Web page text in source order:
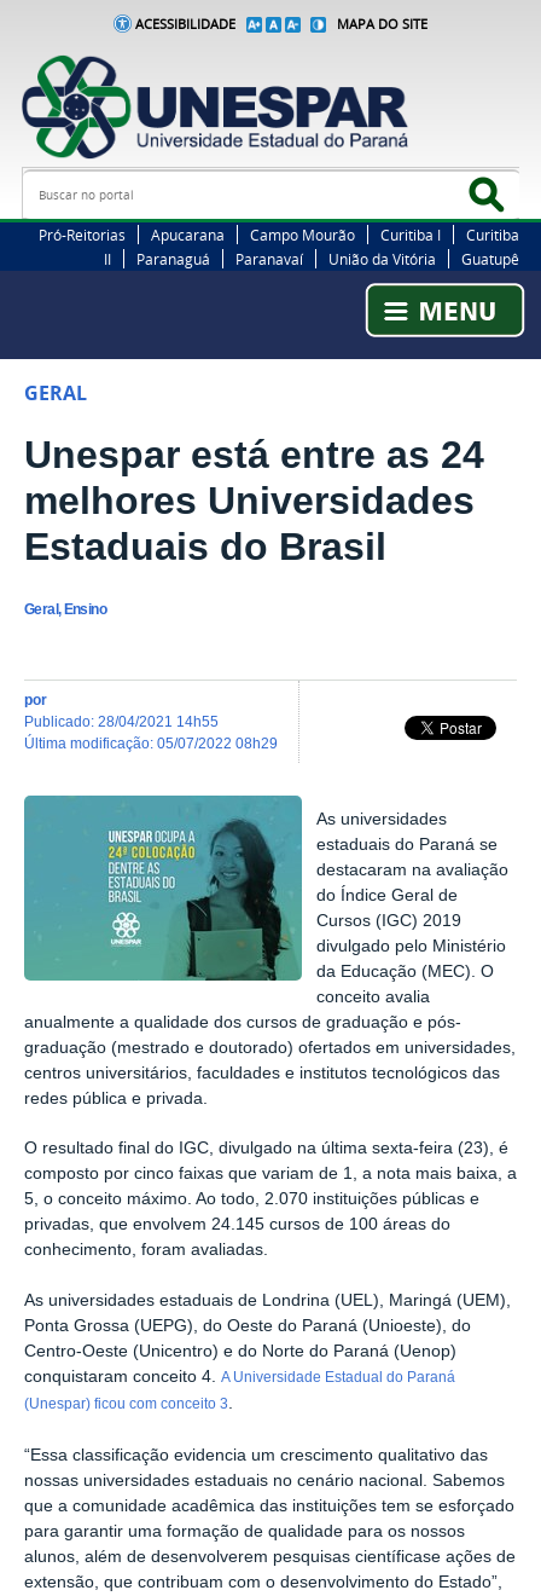
ACESSIBILIDADE MAPA DO SITE
Busca
Pró-Reitorias Apucarana Campo Mourão Curitiba I
Curitiba
II
Paranaguá Paranavaí União da Vitória Guatupê
GERAL
Unespar está entre as 24
melhores Universidades
Estaduais do Brasil
Geral, Ensino
por
publicado: 28/04/2021 14h55
última modificação: 05/07/2022 08h29
As universidades
estaduais do Paraná se
destacaram na avaliação
do Índice Geral de
Cursos (IGC) 2019
divulgado pelo Ministério
da Educação (MEC). O
conceito avalia
anualmente a qualidade dos cursos de graduação e pós-
graduação (mestrado e doutorado) ofertados em universidades,
centros universitários, faculdades e institutos tecnológicos das
redes pública e privada.
O resultado final do IGC, divulgado na última sexta-feira (23), é
composto por cinco faixas que variam de 1, a nota mais baixa, a
5, o conceito máximo. Ao todo, 2.070 instituições públicas e
privadas, que envolvem 24.145 cursos de 100 áreas do
conhecimento, foram avaliadas.
As universidades estaduais de Londrina (UEL), Maringá (UEM),
Ponta Grossa (UEPG), do Oeste do Paraná (Unioeste), do
Centro-Oeste (Unicentro) e do Norte do Paraná (Uenop)
conquistaram conceito 4. A Universidade Estadual do Paraná
(Unespar) ficou com conceito 3.
“Essa classificação evidencia um crescimento qualitativo das
nossas universidades estaduais no cenário nacional. Sabemos
que a comunidade acadêmica das instituições tem se esforçado
para garantir uma formação de qualidade para os nossos
alunos, além de desenvolverem pesquisas científicase ações de
extensão, que contribuam com o desenvolvimento do Estado”,